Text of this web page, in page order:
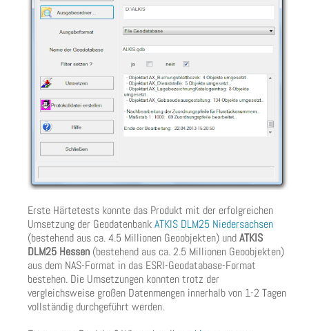
Erste Härtetests konnte das Produkt mit der erfolgreichen
Umsetzung der GeodatenbankATKIS DLM25 Niedersachsen
(bestehend aus ca. 4.5 Millionen Geoobjekten) undATKIS
DLM25 Hessen (bestehend aus ca. 2.5 Millionen Geoobjekten)
aus dem NAS-Format in das ESRI-Geodatabase-Format
bestehen. Die Umsetzungen konnten trotz der
vergleichsweise großen Datenmengen innerhalb von 1-2 Tagen
vollständig durchgeführt werden.